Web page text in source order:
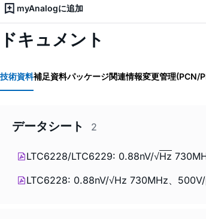
myAnalogに追加
ドキュメント
技術資料補足資料パッケージ関連情報変更管理(PCN/
データシート 2
LTC6228/LTC6229: 0.88nV/√Hz
LTC6228: 0.88nV/√Hz 730MHz、500V/